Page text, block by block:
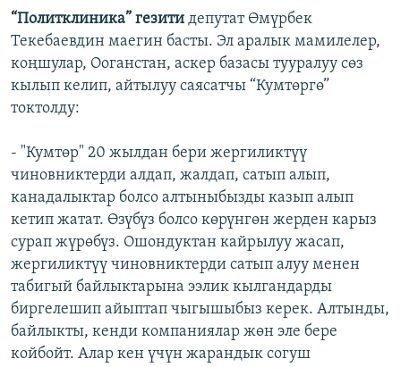
“Политклиника” гезити депутат Өмүрбек
Текебаевдин маегин басты. Эл аралык мамилелер,
коңшулар, Ооганстан, аскер базасы тууралуу сөз
кылып келип, айтылуу саясатчы “Кумтөргө”
токтолду:
- "Кумтөр" 20 жылдан бери жергиликтүү
чиновниктерди алдап, жалдап, сатып алып,
канадалыктар болсо алтыныбызды казып алып
кетип жатат. Өзүбүз болсо көрүнгөн жерден карыз
сурап жүрөбүз. Ошондуктан кайрылуу жасап,
жергиликтүү чиновниктерди сатып алуу менен
табигый байлыктарына ээлик кылгандарды
биргелешип айыптап чыгышыбыз керек. Алтынды,
байлыкты, кенди компаниялар жөн эле бере
койбойт. Алар кен үчүн жарандык согуш